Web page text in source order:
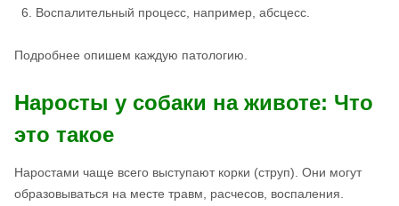
Воспалительный процесс, например, абсцесс.
Подробнее опишем каждую патологию.
Наросты у собаки на животе: Что
это такое
Наростами чаще всего выступают корки (струп). Они могут
образовываться на месте травм, расчесов, воспаления.